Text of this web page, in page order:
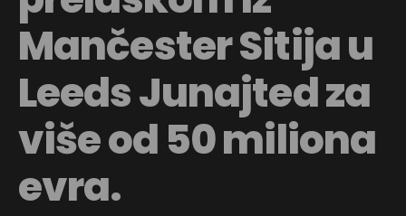
Mančester Sitija u
Leeds Junajted za
više od 50 miliona
evra.